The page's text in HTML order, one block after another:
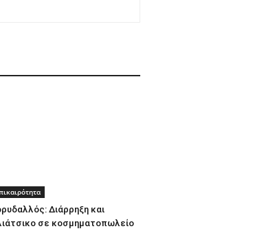
Διάρρηξη και
σε κοσμηματοπωλείο